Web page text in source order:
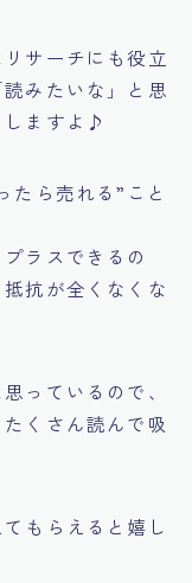
サーチにも役立
読みたいな」
と思
しますよ♪
たら売れる” こと
ラスできるの
抗が全くなくな
っているので、
くさん読んで吸
もらえると嬉し